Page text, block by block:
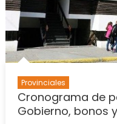
Provinciales
Cronograma de
Gobierno, bonos